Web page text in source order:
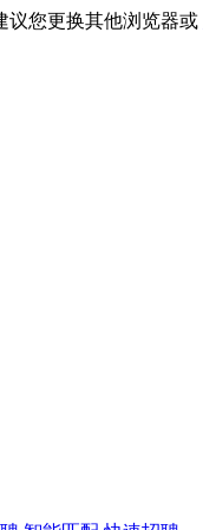
议您更换其他浏览器或